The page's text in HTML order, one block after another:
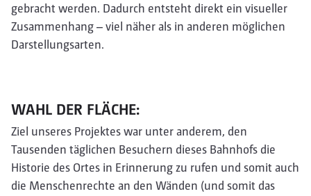
gebracht werden. Dadurch entsteht direkt ein visueller
Zusammenhang – viel näher als in anderen möglichen
Darstellungsarten.
WAHL DER FLÄCHE:
Ziel unseres Projektes war unter anderem, den
Tausenden täglichen Besuchern dieses Bahnhofs die
Historie des Ortes in Erinnerung zu rufen und somit auch
die Menschenrechte an den Wänden (und somit das